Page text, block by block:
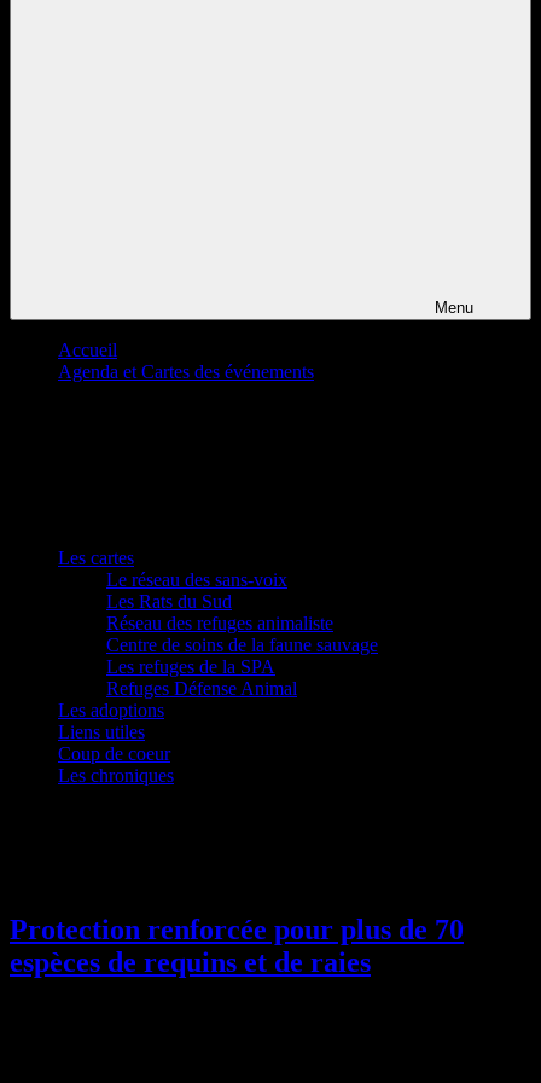
Menu
Accueil
Agenda et Cartes des événements
Les cartes
Le réseau des sans-voix
Les Rats du Sud
Réseau des refuges animaliste
Centre de soins de la faune sauvage
Les refuges de la SPA
Refuges Défense Animal
Les adoptions
Liens utiles
Coup de coeur
Les chroniques
Protection renforcée pour plus de 70
espèces de requins et de raies